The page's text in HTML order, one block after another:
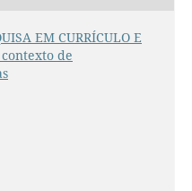
EM CURRÍCULO E
de